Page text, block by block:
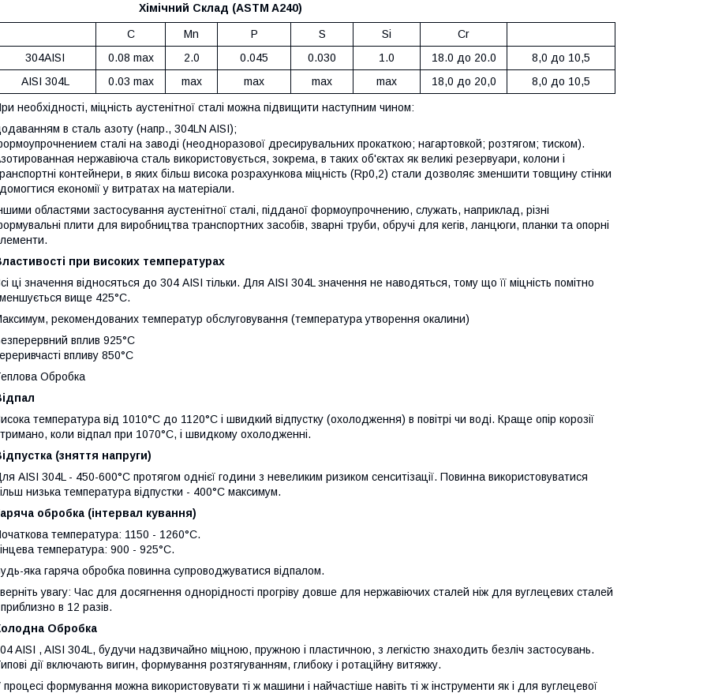
Хімічний Склад (ASTM A240)
C Mn P S Si
Cr
304AISI
0.08 max 2.0 0.045 0.030 1.0 18.0 до 20.0
8,0 до 10,5
AISI 304L
0.03 max max max max max 18,0 до 20,0 8,0 до 10,5
необхідності, міцність аустенітної сталі можна підвищити наступним чином:
в сталь азоту (напр., 304LN AISI);
сталі на заводі (неодноразової дресирувальних прокаткою; нагартовкой; розтягом; тиском).
нержавіюча сталь використовується, зокрема, в таких об'єктах як великі резервуари, колони і
контейнери, в яких більш висока розрахункова міцність (Rp0,2) стали дозволяє зменшити товщину стінки
домогтися економії у витратах на матеріали.
областями застосування аустенітної сталі, підданої формоупрочнению, служать, наприклад, різні
плити для виробництва транспортних засобів, зварні труби, обручі для кегів, ланцюги, планки та опорні
при високих температурах
ці значення відносяться до 304 AISI тільки. Для AISI 304L значення не наводяться, тому що її міцність помітно
вище 425°C.
рекомендованих температур обслуговування (температура утворення окалини)
вплив 925°C
впливу 850°C
Обробка
температура від 1010°C до 1120°C і швидкий відпустку (охолодження) в повітрі чи воді. Краще опір корозії
коли відпал при 1070°C, і швидкому охолодженні.
(зняття напруги)
AISI 304L - 450-600°C протягом однієї години з невеликим ризиком сенситізації. Повинна використовуватися
низька температура відпустки - 400°C максимум.
обробка (інтервал кування)
температура: 1150 - 1260°C.
температура: 900 - 925°C.
яка гаряча обробка повинна супроводжуватися відпалом.
увагу: Час для досягнення однорідності прогріву довше для нержавіючих сталей ніж для вуглецевих сталей
в 12 разів.
Обробка
AISI , AISI 304L, будучи надзвичайно міцною, пружною і пластичною, з легкістю знаходить безліч застосувань.
дії включають вигин, формування розтягуванням, глибоку і ротаційну витяжку.
процесі формування можна використовувати ті ж машини і найчастіше навіть ті ж інструменти як і для вуглецевої